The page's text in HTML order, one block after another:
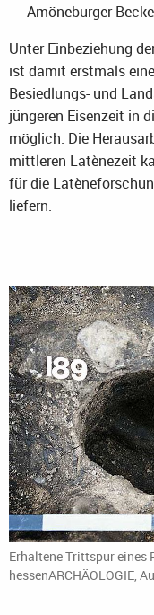
Amöneburger
Unter Einbeziehung
ist damit erstmals
Besiedlungs- und
jüngeren Eisenzeit in
möglich. Die
mittleren Latènezeit
für die
liefern.
Erhaltene Trittspur eines
hessenARCHÄOLOGIE,